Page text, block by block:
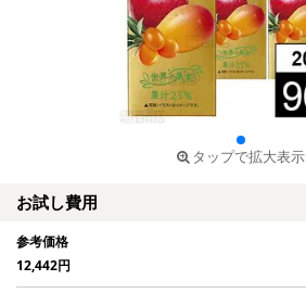
タップで拡大表示
お試し費用
参考価格
12,442円